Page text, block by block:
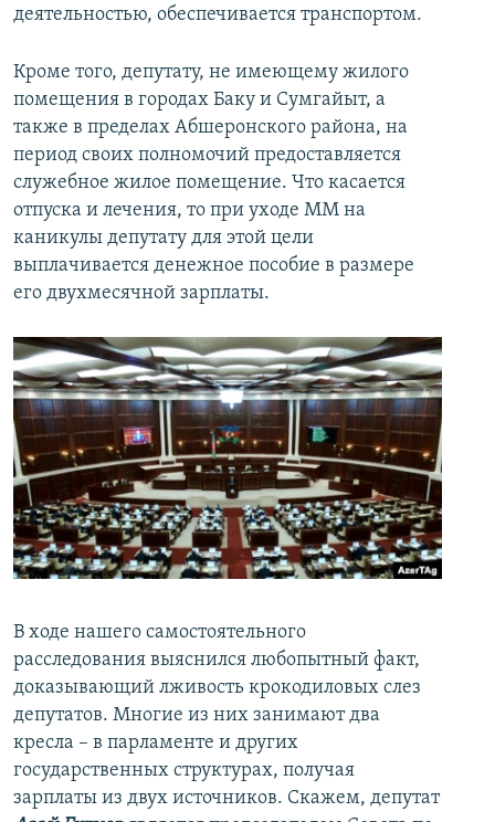
деятельностью, обеспечивается транспортом.
Кроме того, депутату, не имеющему жилого
помещения в городах Баку и Сумгайыт, а
также в пределах Абшеронского района, на
период своих полномочий предоставляется
служебное жилое помещение. Что касается
отпуска и лечения, то при уходе ММ на
каникулы депутату для этой цели
выплачивается денежное пособие в размере
его двухмесячной зарплаты.
В ходе нашего самостоятельного
расследования выяснился любопытный факт,
доказывающий лживость крокодиловых слез
депутатов. Многие из них занимают два
кресла – в парламенте и других
государственных структурах, получая
зарплаты из двух источников. Скажем, депутат